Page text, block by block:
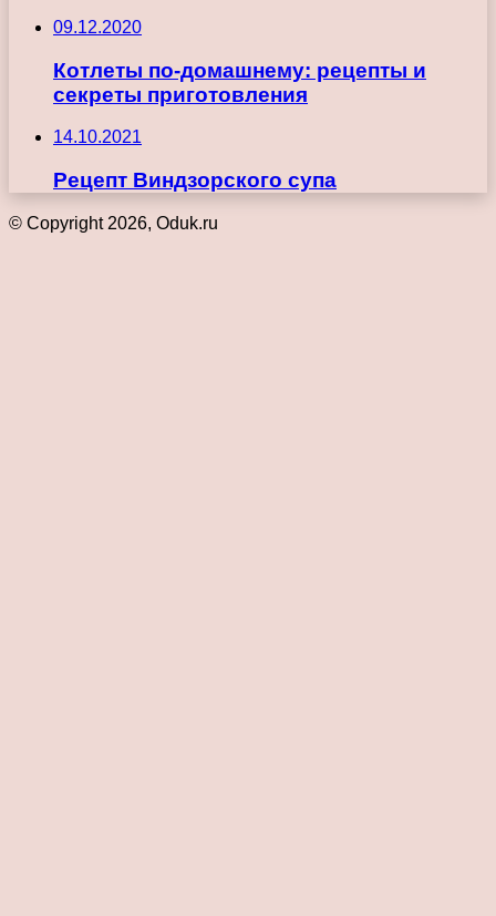
09.12.2020
Котлеты по-домашнему: рецепты и
секреты приготовления
14.10.2021
Рецепт Виндзорского супа
© Copyright 2026, Oduk.ru